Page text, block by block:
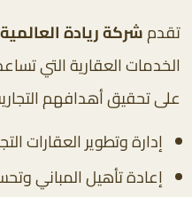
تقدمشركة ريادة العالمية
الخدمات العقارية التي
على تحقيق أهدافهم
إدارة وتطوير العقارات
إعادة تأهيل المباني